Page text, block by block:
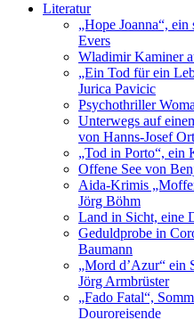
Literatur
„Hope Joanna“,
Evers
Wladimir Kaminer
„Ein Tod für ein
Jurica Pavicic
Psychothriller
Unterwegs auf
von Hanns-Josef
„Tod in Porto“, ein
Offene See von
Aida-Krimis
Jörg Böhm
Land in Sicht, eine
Geduldprobe in
Baumann
„Mord d’Azur“ ein
Jörg Armbrüster
„Fado Fatal“,
Douroreisende